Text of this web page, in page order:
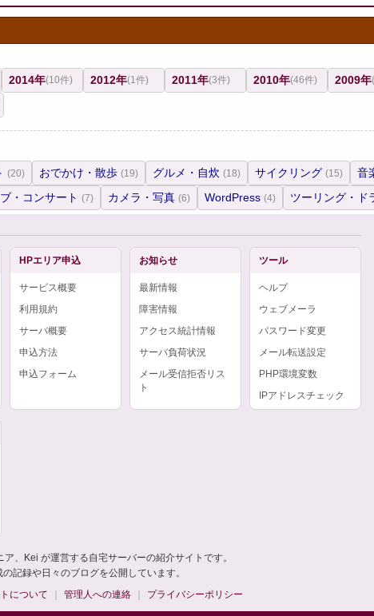
2014年(10件) 2012年(1件) 2011年(3件) 2010年(46件) 2009年
(20) おでかけ・散歩 (19) グルメ・自炊 (18) サイクリング (15) 音
・コンサート (7) カメラ・写真 (6) WordPress (4) ツーリング・ド
HPエリア申込
サービス概要
利用規約
サーバ概要
申込方法
申込フォーム
お知らせ
最新情報
障害情報
アクセス統計情報
サーバ負荷状況
メール受信拒否リス
ト
ツール
ヘルプ
ウェブメーラ
パスワード変更
メール転送設定
PHP環境変数
IPアドレスチェック
、Kei が運営する自宅サーバーの紹介サイトです。
記録や日々のブログを公開しています。
について 管理人への連絡 プライバシーポリシー